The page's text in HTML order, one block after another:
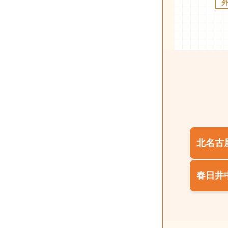
北名古
春日井